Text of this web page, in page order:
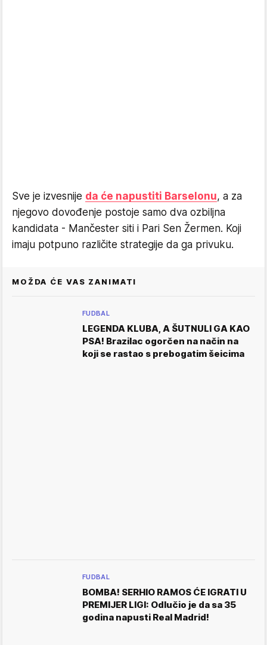
Sve je izvesnije da će napustiti Barselonu, a za
njegovo dovođenje postoje samo dva ozbiljna
kandidata - Mančester siti i Pari Sen Žermen. Koji
imaju potpuno različite strategije da ga privuku.
MOŽDA ĆE VAS ZANIMATI
FUDBAL
LEGENDA KLUBA, A ŠUTNULI GA KAO
PSA! Brazilac ogorčen na način na
koji se rastao s prebogatim šeicima
FUDBAL
BOMBA! SERHIO RAMOS ĆE IGRATI U
PREMIJER LIGI: Odlučio je da sa 35
godina napusti Real Madrid!